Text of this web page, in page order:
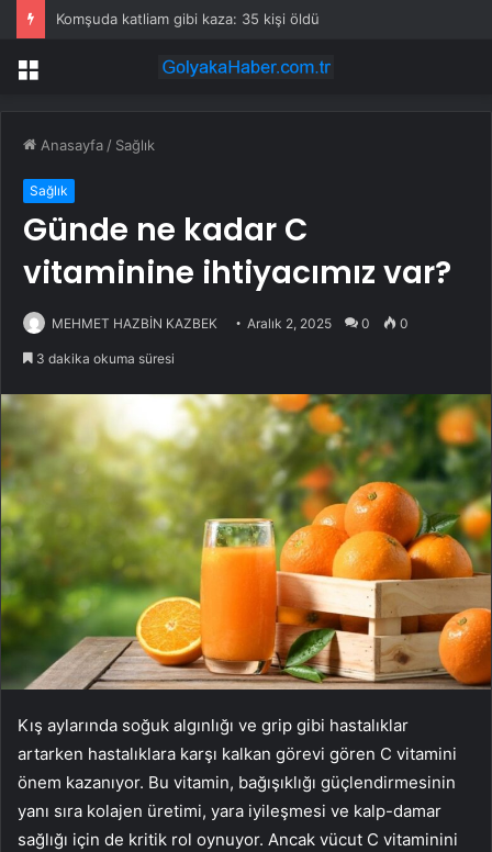
Komşuda katliam gibi kaza: 35 kişi öldü
Menü
Anasayfa / Sağlık
Sağlık
Günde ne kadar C
vitaminine ihtiyacımız var?
MEHMET HAZBİN KAZBEK Aralık 2, 2025 0 0
3 dakika okuma süresi
Kış aylarında soğuk algınlığı ve grip gibi hastalıklar
artarken hastalıklara karşı kalkan görevi gören C vitamini
önem kazanıyor. Bu vitamin, bağışıklığı güçlendirmesinin
yanı sıra kolajen üretimi, yara iyileşmesi ve kalp-damar
sağlığı için de kritik rol oynuyor. Ancak vücut C vitaminini